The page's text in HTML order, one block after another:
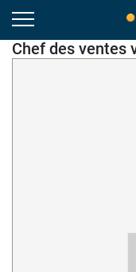
Chef des ventes